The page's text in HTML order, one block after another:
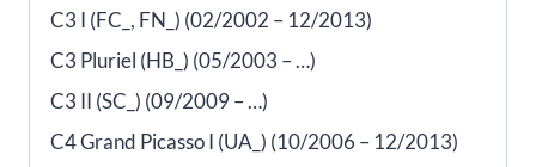
C3 I (FC_, FN_) (02/2002 – 12/2013)
C3 Pluriel (HB_) (05/2003 – …)
C3 II (SC_) (09/2009 – …)
C4 Grand Picasso I (UA_) (10/2006 – 12/2013)